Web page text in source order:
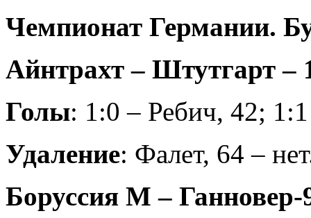
Чемпионат Германии.
Айнтрахт – Штутгарт –
Голы: 1:0 – Ребич, 42;
Удаление: Фалет, 64 –
Боруссия М – Ганновер-